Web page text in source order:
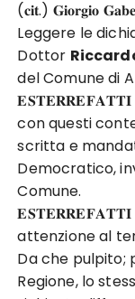
(𝐜𝐢𝐭.) 𝐆𝐢𝐨𝐫𝐠𝐢𝐨
Leggere le
Dottor
del Comune di
𝐄𝐒𝐓𝐄𝐑𝐑𝐄𝐅𝐀𝐓𝐓𝐈
con questi
scritta e
Democratico,
Comune.
𝐄𝐒𝐓𝐄𝐑𝐑𝐄𝐅𝐀𝐓𝐓𝐈
attenzione al
Da che pulpito;
Regione, lo